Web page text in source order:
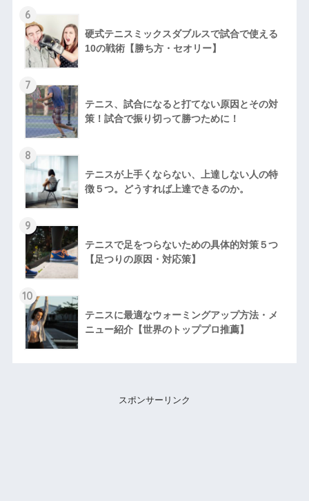
6
硬式テニスミックスダブルスで試合で使える
10の戦術【勝ち方・セオリー】
7
テニス、試合になると打てない原因とその対
策！試合で振り切って勝つために！
8
テニスが上手くならない、上達しない人の特
徴５つ。どうすれば上達できるのか。
9
テニスで足をつらないための具体的対策５つ
【足つりの原因・対応策】
10
テニスに最適なウォーミングアップ方法・メ
ニュー紹介【世界のトッププロ推薦】
スポンサーリンク